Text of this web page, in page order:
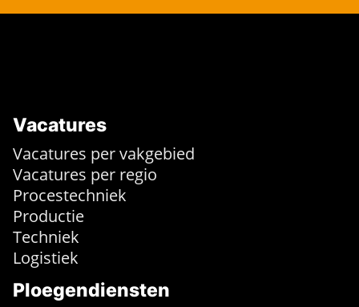
Vacatures
Vacatures per vakgebied
Vacatures per regio
Procestechniek
Productie
Techniek
Logistiek
Ploegendiensten